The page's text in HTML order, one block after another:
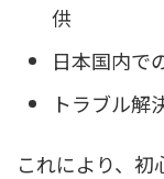
供
日本国内で
トラブル解
これにより、